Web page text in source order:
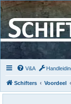
V&A
Schifters Voordeel